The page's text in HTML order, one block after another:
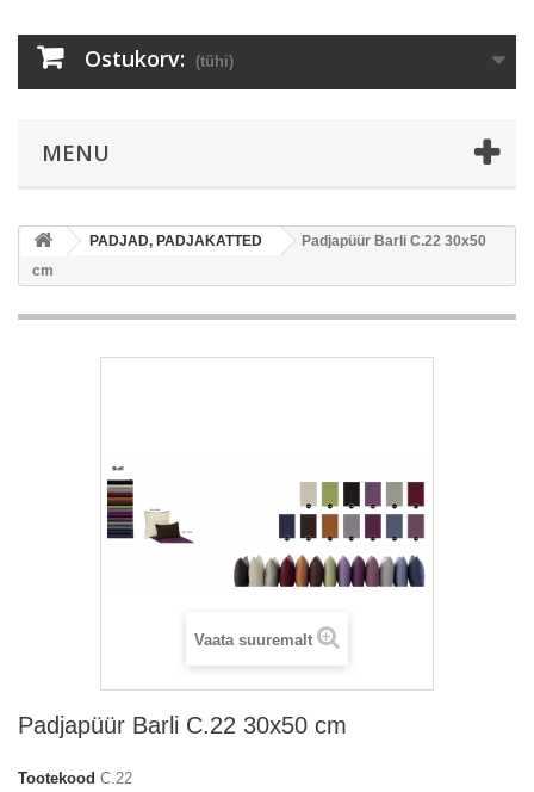
Ostukorv: (tühi)
MENU
PADJAD, PADJAKATTED
Padjapüür Barli C.22 30x50
cm
Vaata suuremalt
Padjapüür Barli C.22 30x50 cm
Tootekood C.22